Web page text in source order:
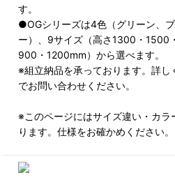
す。
●OGシリーズは4色（グリーン、
ー）、9サイズ（高さ1300・1500
900・1200mm）から選べます。
※組立納品を承っております。詳し
でお問い合わせください。
※このページにはサイズ違い・カラ
ります。仕様をお確かめください。